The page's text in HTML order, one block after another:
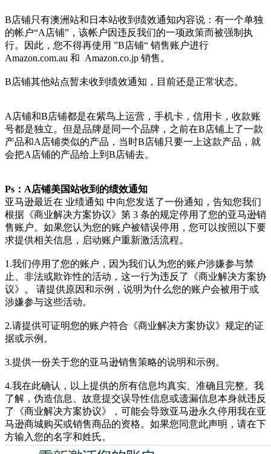
B店铺只有澳洲站和日本站收到绩效通知内容说：有一个单独
的帐户“A店铺”，该帐户因违反我们的一项政策而被强制执
行。因此，您不得再使用 ”B店铺“ 销售账户进行
Amazon.com.au 和 Amazon.co.jp 销售。
B店铺其他站点暂未收到绩效通知，目前还是正常状态。
A店铺和B店铺都是在紫鸟上运营，手机卡，信用卡，收款账
号都是独立。但是品牌是同一个品牌，之前在B店铺上了一款
产品和A店铺类似的产品，当时B店铺只要一上这款产品，就
会把A店铺的产品给上到B店铺去。
Ps：A店铺美国站收到的绩效通知
亚马逊最近在 业绩通知 中向您发送了一份通知，告知您我们
根据《商业解决方案协议》第 3 条的规定停用了您的亚马逊销
售账户。如果您认为您的账户被错误停用，您可以按照以下要
求提供相关信息，启动账户重新激活流程。
1.我们停用了您的账户，因为我们认为您的账户涉嫌参与禁
止、非法或欺诈性的活动，这一行为违反了《商业解决方案协
议》。 请提供原因和示例，说明为什么您的账户会被用于或
涉嫌参与这些活动。
2.请提供可证明您的账户符合《商业解决方案协议》规定的证
据或示例。
3.提供一份关于您的亚马逊销售策略的说明和示例。
4.我在此确认，以上提供的所有信息均真实、准确且完整。我
了解，伪造信息、故意提交误导性信息或遗漏信息本身就违反
了《商业解决方案协议》，可能会导致亚马逊永久停用我在亚
马逊商城购买或销售商品的资格。如果您同意此声明，请在下
方输入您的名字和姓氏。